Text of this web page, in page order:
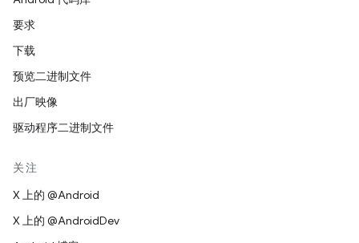
要求
下载
预览二进制文件
出厂映像
驱动程序二进制文件
关注
X 上的 @Android
X 上的 @AndroidDev